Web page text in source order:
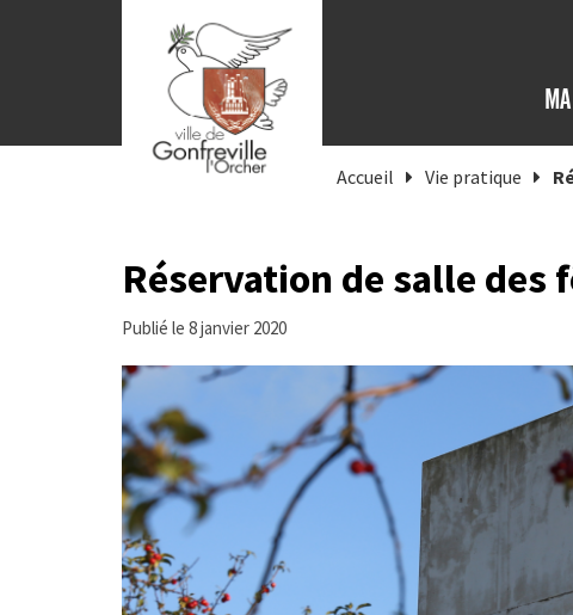
Accueil Vie pratique
Réservation de salle des
Publié le 8 janvier 2020